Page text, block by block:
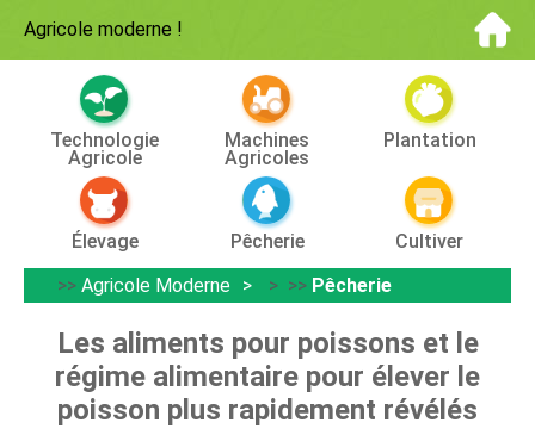
Agricole moderne !
Technologie
Agricole
Machines
Agricoles
Plantation
Élevage Pêcherie
Cultiver
>> Agricole Moderne > >> Pêcherie
Les aliments pour poissons et le
régime alimentaire pour élever le
poisson plus rapidement révélés